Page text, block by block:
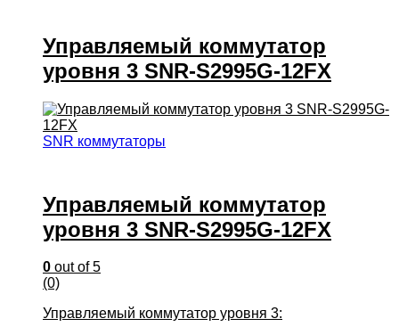
Управляемый коммутатор
уровня 3 SNR-S2995G-12FX
SNR коммутаторы
Управляемый коммутатор
уровня 3 SNR-S2995G-12FX
0 out of 5
(0)
Управляемый коммутатор уровня 3: